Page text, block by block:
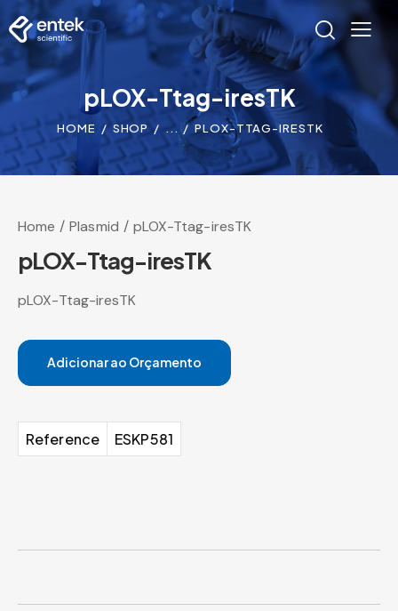
pLOX-Ttag-iresTK
HOME SHOP ... PLOX-TTAG-IRESTK
Home Plasmid pLOX-Ttag-iresTK
pLOX-Ttag-iresTK
pLOX-Ttag-iresTK
Adicionar ao Orçamento
Reference ESKP581